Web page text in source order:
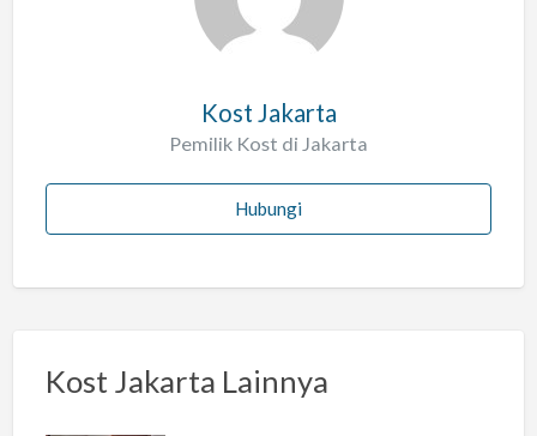
Kost Jakarta
Pemilik Kost di Jakarta
Hubungi
Kost Jakarta Lainnya